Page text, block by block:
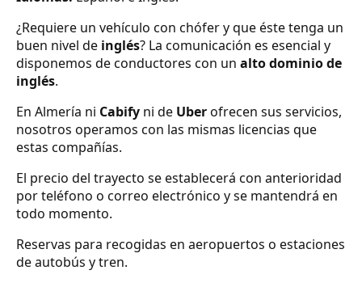
¿Requiere un vehículo con chófer y que éste tenga un
buen nivel de inglés? La comunicación es esencial y
disponemos de conductores con un alto dominio de
inglés.
En Almería ni Cabify ni de Uberofrecen sus servicios,
nosotros operamos con las mismas licencias que
estas compañías.
El precio del trayecto se establecerá con anterioridad
por teléfono o correo electrónico y se mantendrá en
todo momento.
Reservas para recogidas en aeropuertos o estaciones
de autobús y tren.